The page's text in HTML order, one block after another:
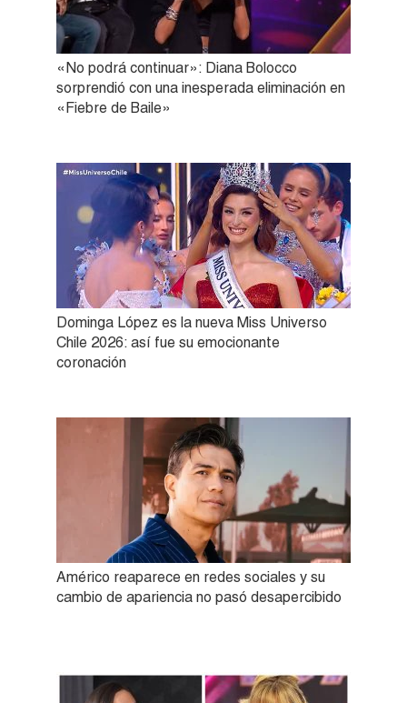
«No podrá continuar»: Diana Bolocco
sorprendió con una inesperada eliminación en
«Fiebre de Baile»
Dominga López es la nueva Miss Universo
Chile 2026: así fue su emocionante
coronación
Américo reaparece en redes sociales y su
cambio de apariencia no pasó desapercibido